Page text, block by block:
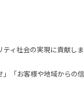
ィ社会の実現に貢献しま
「お客様や地域からの